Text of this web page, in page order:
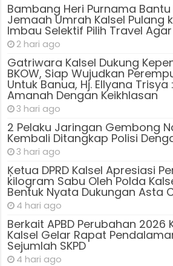
Bambang Heri Purnama Bantu
Jemaah Umrah Kalsel Pulang
Imbau Selektif Pilih Travel
2 hari ago
Gatriwara Kalsel Dukung
BKOW, Siap Wujudkan
Untuk Banua, Hj. Ellyana
Amanah Dengan Keikhlasan
3 hari ago
2 Pelaku Jaringan Gembong
Kembali Ditangkap Polisi
3 hari ago
Ķetua DPRD Kalsel Apresiasi
kilogram Sabu Oleh Polda
Bentuk Nyata Dukungan Asta
4 hari ago
Berkait APBD Perubahan 2026
Kalsel Gelar Rapat
Sejumlah SKPD
4 hari ago